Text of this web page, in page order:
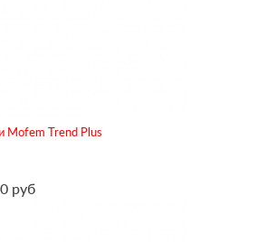
Mofem Trend Plus
руб